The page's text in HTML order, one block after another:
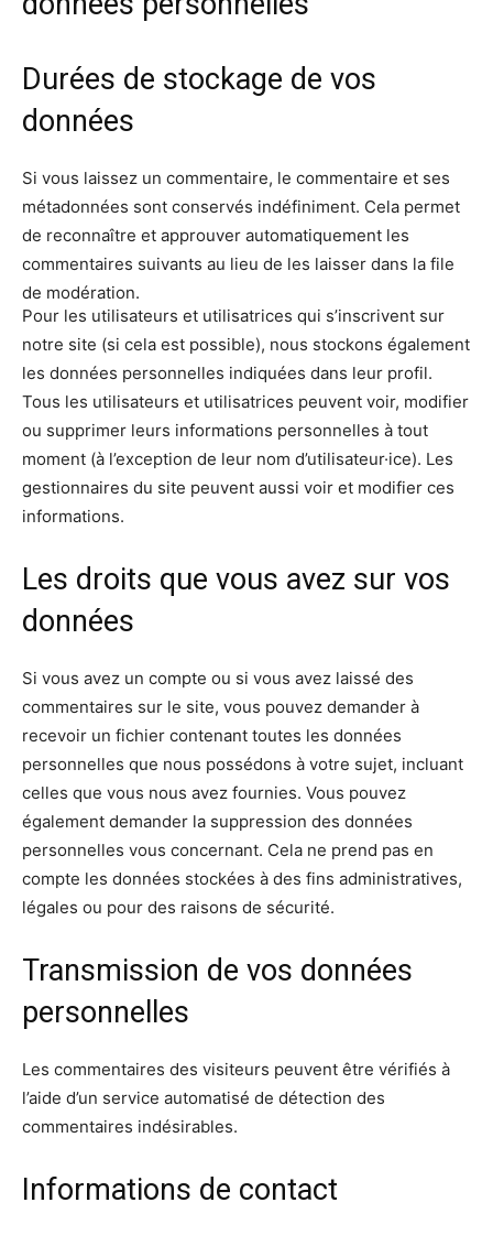
Durées de stockage de vos
données
Si vous laissez un commentaire, le commentaire et ses
métadonnées sont conservés indéfiniment. Cela permet
de reconnaître et approuver automatiquement les
commentaires suivants au lieu de les laisser dans la file
de modération.
Pour les utilisateurs et utilisatrices qui s’inscrivent sur
notre site (si cela est possible), nous stockons également
les données personnelles indiquées dans leur profil.
Tous les utilisateurs et utilisatrices peuvent voir, modifier
ou supprimer leurs informations personnelles à tout
moment (à l’exception de leur nom d’utilisateur·ice). Les
gestionnaires du site peuvent aussi voir et modifier ces
informations.
Les droits que vous avez sur vos
données
Si vous avez un compte ou si vous avez laissé des
commentaires sur le site, vous pouvez demander à
recevoir un fichier contenant toutes les données
personnelles que nous possédons à votre sujet, incluant
celles que vous nous avez fournies. Vous pouvez
également demander la suppression des données
personnelles vous concernant. Cela ne prend pas en
compte les données stockées à des fins administratives,
légales ou pour des raisons de sécurité.
Transmission de vos données
personnelles
Les commentaires des visiteurs peuvent être vérifiés à
l’aide d’un service automatisé de détection des
commentaires indésirables.
Informations de contact